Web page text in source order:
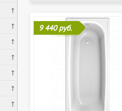
9 440 руб.